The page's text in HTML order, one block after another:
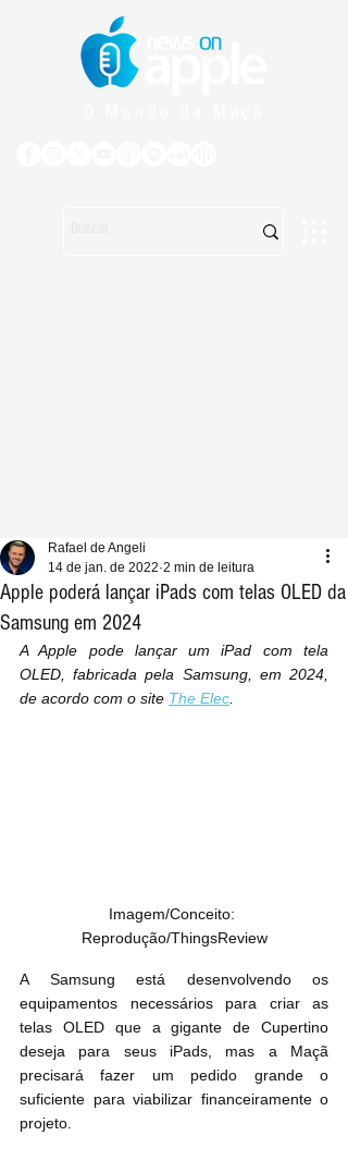
Apple poderá lançar iPads com telas OLED da
Samsung em 2024
Rafael de Angeli
14 de jan. de 2022 2 min de leitura
A Apple pode lançar um iPad com tela
OLED, fabricada pela Samsung, em 2024,
de acordo com o site The Elec
Imagem/Conceito:
Reprodução/ThingsReview
A Samsung está desenvolvendo os
equipamentos necessários para criar as
telas OLED que a gigante de Cupertino
deseja para seus iPads, mas a Maçã
precisará fazer um pedido grande o
suficiente para viabilizar financeiramente o
projeto.